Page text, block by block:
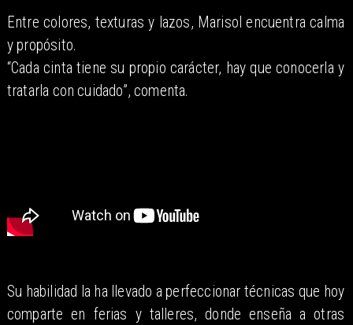
Entre colores, texturas y lazos, Marisol encuentra calma
y propósito.
“Cada cinta tiene su propio carácter, hay que conocerla y
tratarla con cuidado”, comenta.
​Su habilidad la ha llevado a perfeccionar técnicas que hoy
comparte en ferias y talleres, donde enseña a otras